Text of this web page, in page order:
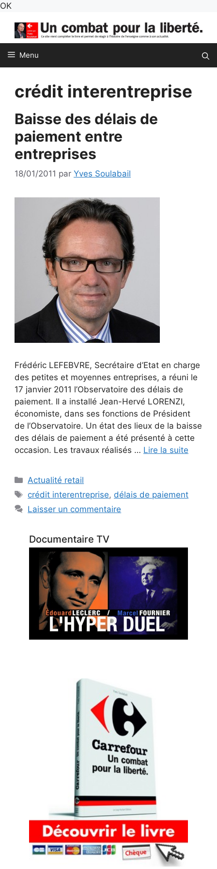
OKAller
contenu
Menu
crédit interentreprise
Baisse des délais de
paiement entre
entreprises
18/01/2011 par Yves Soulabail
Frédéric LEFEBVRE, Secrétaire d’Etat en charge
des petites et moyennes entreprises, a réuni le
17 janvier 2011 l’Observatoire des délais de
paiement. Il a installé Jean-Hervé LORENZI,
économiste, dans ses fonctions de Président
de l’Observatoire. Un état des lieux de la baisse
des délais de paiement a été présenté à cette
occasion. Les travaux réalisés … Lire la suite
Catégories
Actualité retail
Étiquettes
crédit interentreprise, délais de paiement
Laisser un commentaire
Documentaire TV